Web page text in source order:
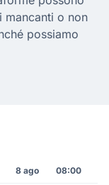
mancanti o non
possiamo
8 ago 08:00